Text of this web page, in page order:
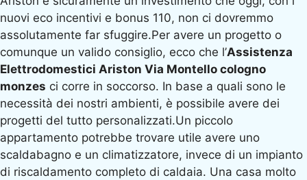
nuovi eco incentivi e bonus 110, non ci dovremmo
assolutamente far sfuggire.Per avere un progetto o
comunque un valido consiglio, ecco che l’Assistenza
Elettrodomestici Ariston Via Montello cologno
monzes ci corre in soccorso. In base a quali sono le
necessità dei nostri ambienti, è possibile avere dei
progetti del tutto personalizzati.Un piccolo
appartamento potrebbe trovare utile avere uno
scaldabagno e un climatizzatore, invece di un impianto
di riscaldamento completo di caldaia. Una casa molto